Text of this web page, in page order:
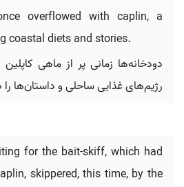
overflowed with caplin, a
coastal diets and stories.
دودخانه‌ها زمانی پر از ماهی
رژیم‌های غذایی ساحلی و داستان‌ها
for the bait-skiff, which had
skippered, this time, by the